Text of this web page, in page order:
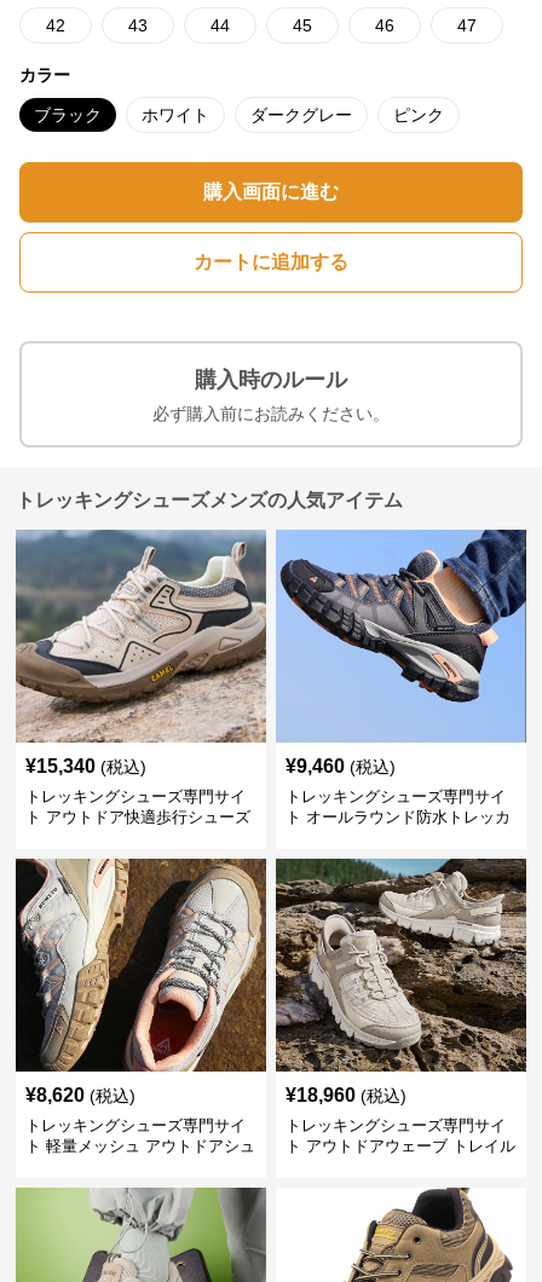
42 43 44 45 46 47
カラー
ブラック ホワイト ダークグレー ピンク
購入画面に進む
カートに追加する
購入時のルール
必ず購入前にお読みください。
トレッキングシューズメンズの人気アイテム
¥15,340 (税込)
トレッキングシューズ専門サイ
ト アウトドア快適歩行シューズ
¥9,460 (税込)
トレッキングシューズ専門サイ
ト オールラウンド防水トレッカ
¥8,620 (税込)
トレッキングシューズ専門サイ
ト 軽量メッシュ アウトドアシュ
¥18,960 (税込)
トレッキングシューズ専門サイ
ト アウトドアウェーブ トレイル